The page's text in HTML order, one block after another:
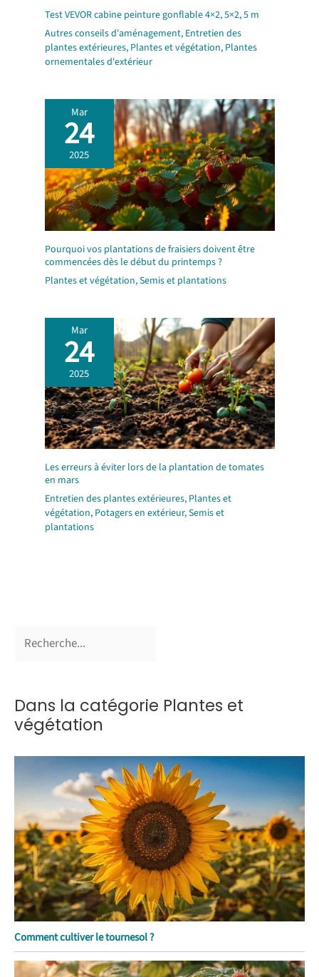
Test VEVOR cabine peinture gonflable 4×2, 5×2, 5 m
Autres conseils d'aménagement, Entretien des
plantes extérieures, Plantes et végétation, Plantes
ornementales d'extérieur
Mar
24
2025
Pourquoi vos plantations de fraisiers doivent être
commencées dès le début du printemps ?
Plantes et végétation,Semis et plantations
Mar
24
2025
Les erreurs à éviter lors de la plantation de tomates
en mars
Entretien des plantes extérieures, Plantes et
végétation, Potagers en extérieur,Semis et
plantations
Dans la catégorie Plantes et
végétation
Comment cultiver le tournesol ?